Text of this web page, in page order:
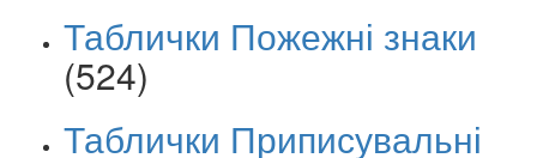
Таблички Пожежні знаки
(524)
Таблички Приписувальні